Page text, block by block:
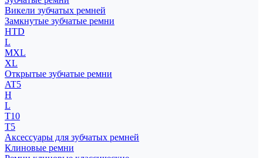
Викели зубчатых ремней
Замкнутые зубчатые ремни
HTD
L
MXL
XL
Открытые зубчатые ремни
AT5
H
L
T10
T5
Аксессуары для зубчатых ремней
Клиновые ремни